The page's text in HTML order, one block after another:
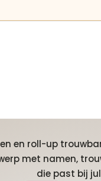
en roll-up
met namen,
die past bij